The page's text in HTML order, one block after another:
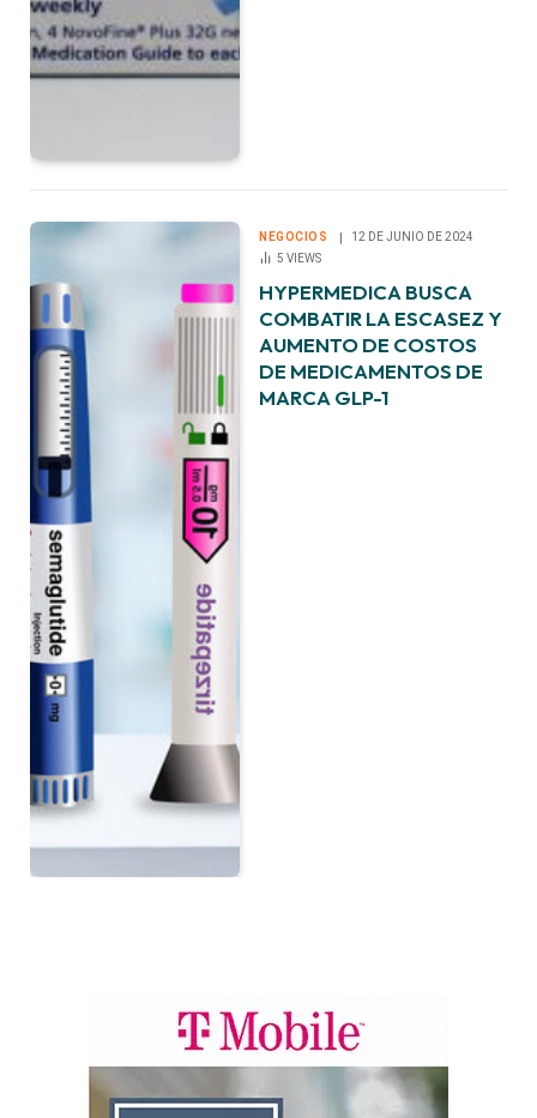
NEGOCIOS
12 DE JUNIO DE 2024
5VIEWS
HYPERMEDICA BUSCA
COMBATIR LA ESCASEZ Y
AUMENTO DE COSTOS
DE MEDICAMENTOS DE
MARCA GLP-1